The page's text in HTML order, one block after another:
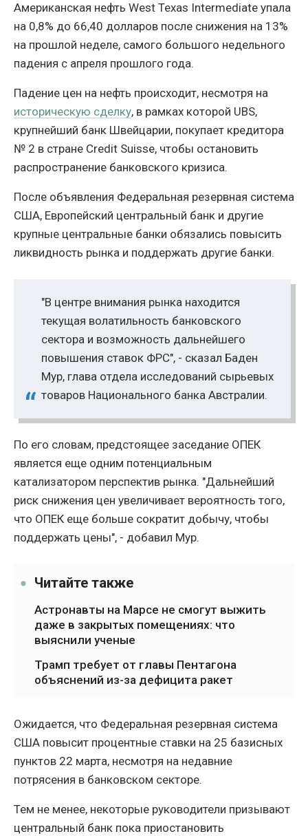
Американская нефть West Texas Intermediate упала
на 0,8% до 66,40 долларов после снижения на 13%
на прошлой неделе, самого большого недельного
падения с апреля прошлого года.
Падение цен на нефть происходит, несмотря на
историческую сделку, в рамках которой UBS,
крупнейший банк Швейцарии, покупает кредитора
№ 2 в стране Credit Suisse, чтобы остановить
распространение банковского кризиса.
После объявления Федеральная резервная система
США, Европейский центральный банк и другие
крупные центральные банки обязались повысить
ликвидность рынка и поддержать другие банки.
"В центре внимания рынка находится
текущая волатильность банковского
сектора и возможность дальнейшего
повышения ставок ФРС", - сказал Баден
Мур, глава отдела исследований сырьевых
товаров Национального банка Австралии.
По его словам, предстоящее заседание ОПЕК
является еще одним потенциальным
катализатором перспектив рынка. "Дальнейший
риск снижения цен увеличивает вероятность того,
что ОПЕК еще больше сократит добычу, чтобы
поддержать цены", - добавил Мур.
Читайте также
Астронавты на Марсе не смогут выжить
даже в закрытых помещениях: что
выяснили ученые
Трамп требует от главы Пентагона
объяснений из-за дефицита ракет
Ожидается, что Федеральная резервная система
США повысит процентные ставки на 25 базисных
пунктов 22 марта, несмотря на недавние
потрясения в банковском секторе.
Тем не менее, некоторые руководители призывают
центральный банк пока приостановить